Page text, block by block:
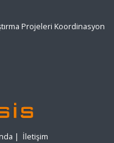
Projeleri Koordinasyon
| İletişim